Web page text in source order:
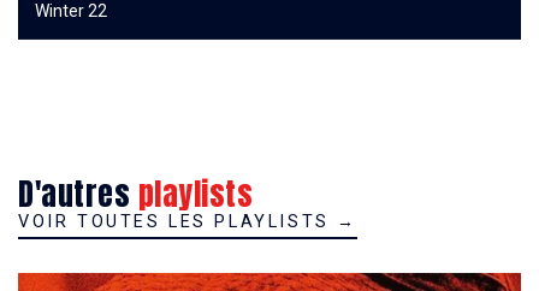
Winter 22
D'autres playlists
VOIR TOUTES LES PLAYLISTS →